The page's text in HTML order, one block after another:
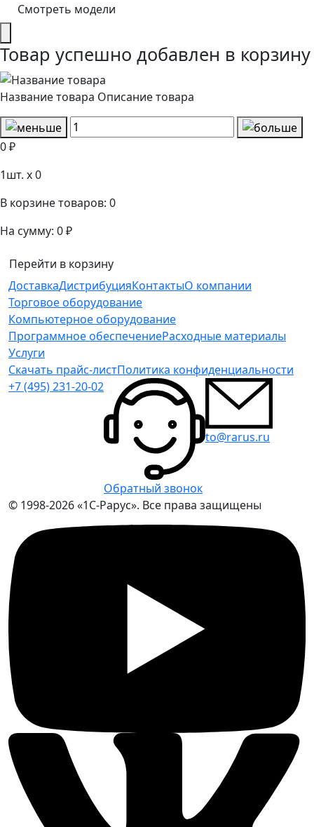
Смотреть модели
Товар успешно добавлен в корзину
Название товара Описание товара
0 ₽
1шт. x0
В корзине товаров: 0
На сумму: 0 ₽
Перейти в корзину
ДоставкаДистрибуцияКонтактыО компании
Торговое оборудование
Компьютерное оборудование
Программное обеспечениеРасходные материалы
Услуги
Скачать прайс-листПолитика конфиденциальности
+7 (495) 231-20-02
Обратный звонок
to@rarus.ru
© 1998-2026 «1С-Рарус». Все права защищены